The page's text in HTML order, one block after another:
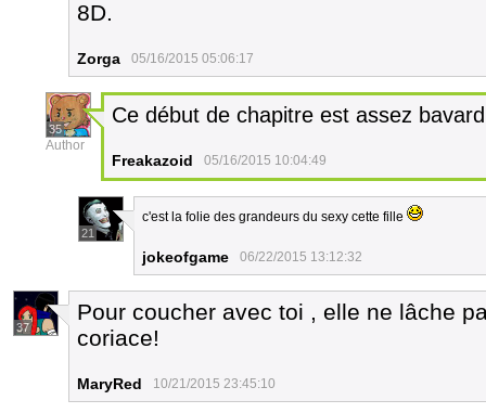
8D.
Zorga 05/16/2015 05:06:17
35
Author
Ce début de chapitre est assez
Freakazoid 05/16/2015 10:04:49
21
c'est la folie des grandeurs du sexy cette fille
jokeofgame 06/22/2015 13:12:32
37
Pour coucher avec toi , elle ne lâche
coriace!
MaryRed 10/21/2015 23:45:10